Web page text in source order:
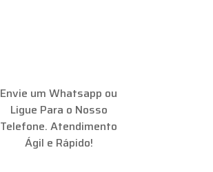
Envie um Whatsapp ou
Ligue Para o Nosso
Telefone. Atendimento
Ágil e Rápido!